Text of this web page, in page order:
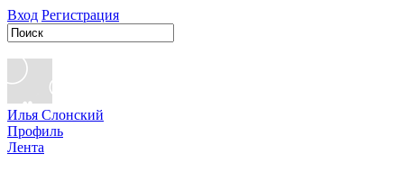
Вход Регистрация
Илья Слонский
Профиль
Лента